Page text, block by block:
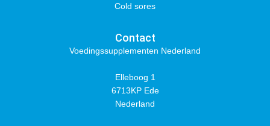
Cold sores
Contact
Voedingssupplementen Nederland
Elleboog 1
6713KP Ede
Nederland